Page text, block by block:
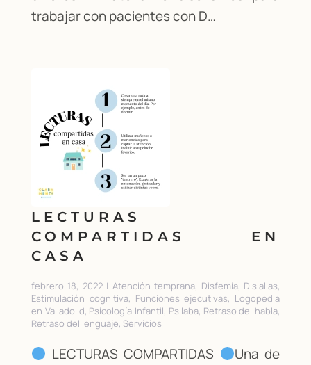
trabajar con pacientes con D…
LECTURAS
COMPARTIDAS EN
CASA
febrero 18, 2022 | Atención temprana, Disfemia, Dislalias,
Estimulación cognitiva, Funciones ejecutivas, Logopedia
en Valladolid, Psicología Infantil, Psilaba, Retraso del habla,
Retraso del lenguaje, Servicios
LECTURAS COMPARTIDAS
Una de